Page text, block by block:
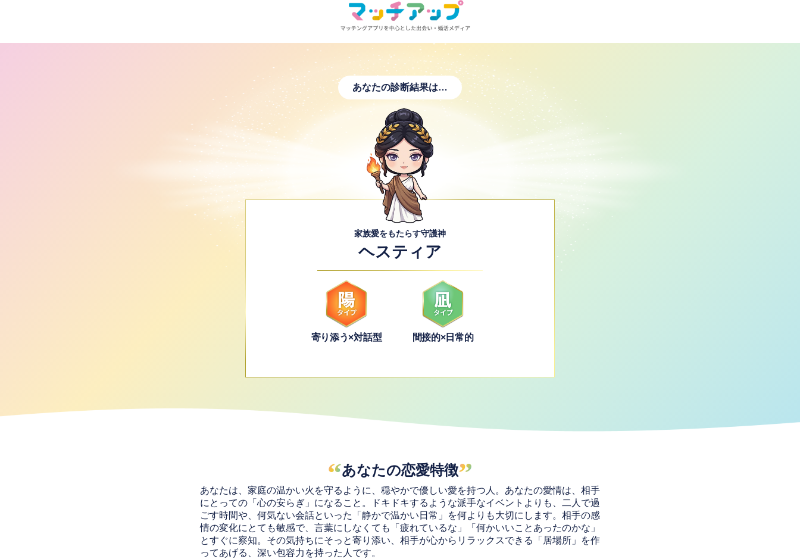
あなたの診断結果は…
家族愛をもたらす守護神
ヘスティア
寄り添う×対話型 間接的×日常的
“あなたの恋愛特徴”
あなたは、家庭の温かい火を守るように、穏やかで優しい愛を持つ人。あなたの愛情は、相手
にとっての「心の安らぎ」になること。ドキドキするような派手なイベントよりも、二人で過
ごす時間や、何気ない会話といった「静かで温かい日常」を何よりも大切にします。相手の感
情の変化にとても敏感で、言葉にしなくても「疲れているな」「何かいいことあったのかな」
とすぐに察知。その気持ちにそっと寄り添い、相手が心からリラックスできる「居場所」を作
ってあげる、深い包容力を持った人です。